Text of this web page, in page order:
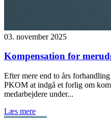
03. november 2025
Kompensation for
Efter mere end to års
PKOM at indgå et forlig om
medarbejdere under...
Læs mere